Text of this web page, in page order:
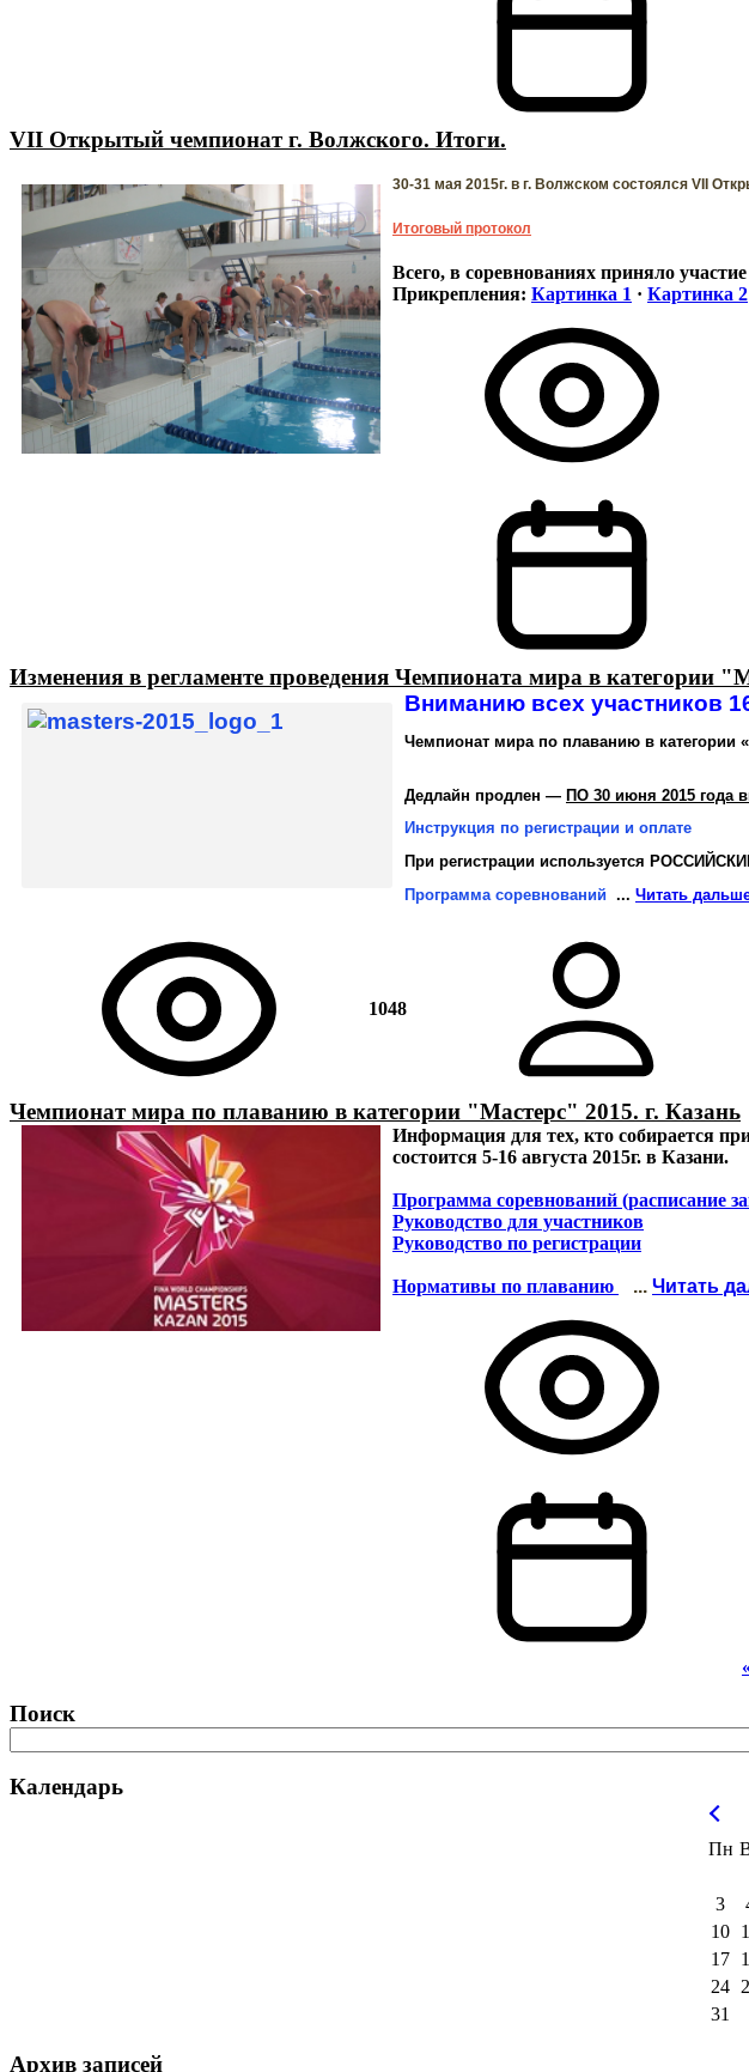
VII Открытый чемпионат г. Волжского. Итоги.
30-31 мая 2015г. в г. Волжском состоялся VII
Итоговый протокол
Всего, в соревнованиях приняло
Прикрепления: Картинка 1 · Картинка 2
Изменения в регламенте проведения Чемпионата мира в категории
Вниманию всех участников
Чемпионат мира по плаванию в категории
Дедлайн продлен — ПО 30 июня 2015 года
Инструкция по регистрации и оплате
При регистрации используется
Программа соревнований ... Читать
1048
Чемпионат мира по плаванию в категории "Мастерс" 2015. г. Казань
Информация для тех, кто собирается
состоится 5-16 августа 2015г. в Казани.
Программа соревнований (расписание
Руководство для участников
Руководство по регистрации
Нормативы по плаванию ... Читать
Поиск
Календарь
Пн
3
10
17
24
31
Архив записей